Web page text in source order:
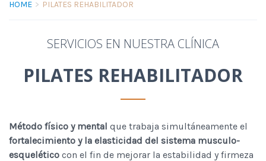
HOME PILATES REHABILITADOR
SERVICIOS EN NUESTRA CLÍNICA
PILATES REHABILITADOR
Método físico y mental que trabaja simultáneamente el
fortalecimiento y la elasticidad del sistema musculo-
esquelético con el fin de mejorar la estabilidad y firmeza